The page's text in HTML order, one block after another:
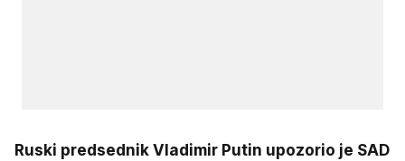
Ruski predsednik Vladimir Putin upozorio je SAD